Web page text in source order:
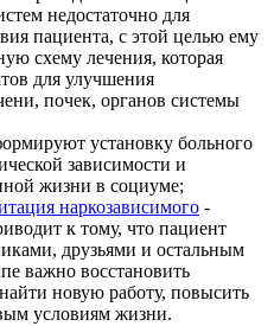
недостаточно для
пациента, с этой целью ему
схему лечения, которая
для улучшения
почек, органов системы
установку больного
зависимости и
жизни в социуме;
наркозависимого -
к тому, что пациент
друзьями и остальным
важно восстановить
новую работу, повысить
условиям жизни.